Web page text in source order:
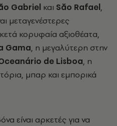
Gabriel και Săo Rafael,
μεταγενέστερες
κορυφαία αξιοθέατα,
Gama, η μεγαλύτερη στην
de Lisboa, η
μπαρ και εμπορικά
είναι αρκετές για να